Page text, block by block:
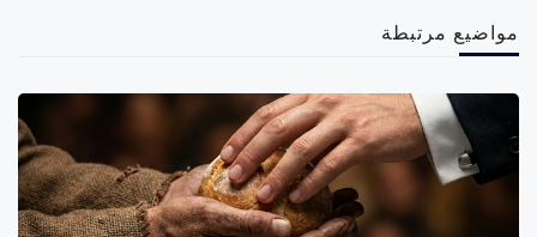
مواضيع مرتبطة